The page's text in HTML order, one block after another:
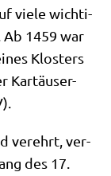
vie­le wich­ti­
1459 war
Klo­sters
Kar­täu­ser-
ver­ehrt, ver­
des 17.